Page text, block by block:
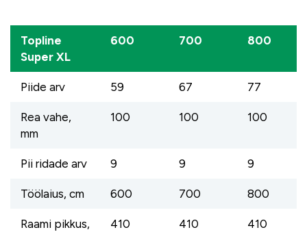
Topline
Super XL
600 700 800
Piide arv 59 67 77
Rea vahe,
mm
100 100 100
Pii ridade arv 9 9 9
Töölaius, cm 600 700 800
Raami pikkus,
410 410 410